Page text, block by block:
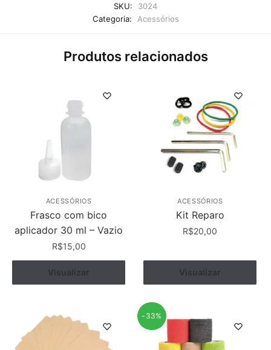
SKU:
3024
Categoria:
Acessórios
Produtos relacionados
ACESSÓRIOS
Frasco com bico
aplicador 30 ml – Vazio
R$15,00
Comprar
Visualizar
ACESSÓRIOS
Kit Reparo
R$20,00
Comprar
Visualizar
-33%